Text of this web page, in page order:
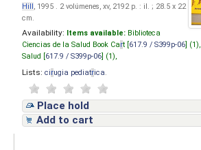
Hill, 1995 . 2 volúmenes, xv, 2192 p. : il. ; 28.5 x 22
cm.
Availability: Items available: Biblioteca
Ciencias de la Salud Book Cart [ 617.9 / S399p-06 ] (1),
Salud [ 617.9 / S399p-06 ] (1),
Lists: cirugia pediatrica
Place hold
Add to cart